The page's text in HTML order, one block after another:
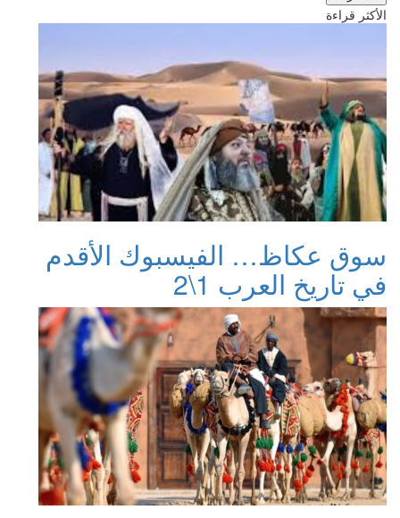
الأكثر قراءة
سوق عكاظ… الفيسبوك الأقدم
في تاريخ العرب 1\2